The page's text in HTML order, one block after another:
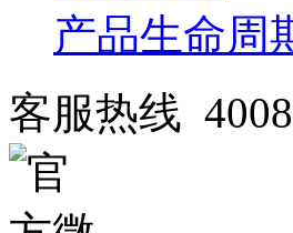
产品生命周
客服热线